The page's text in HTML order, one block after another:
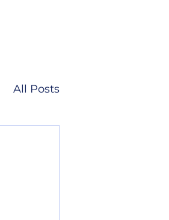
All Posts